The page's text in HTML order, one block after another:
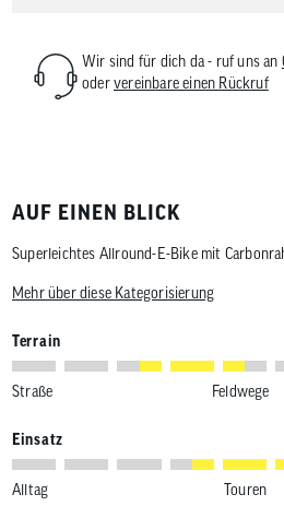
Wir sind für dich da - ruf uns an
odervereinbare einen Rückruf
AUF EINEN BLICK
Superleichtes Allround-E-Bike mit
Mehr über diese Kategorisierung
Terrain
Straße Feldwege
Einsatz
Alltag Touren